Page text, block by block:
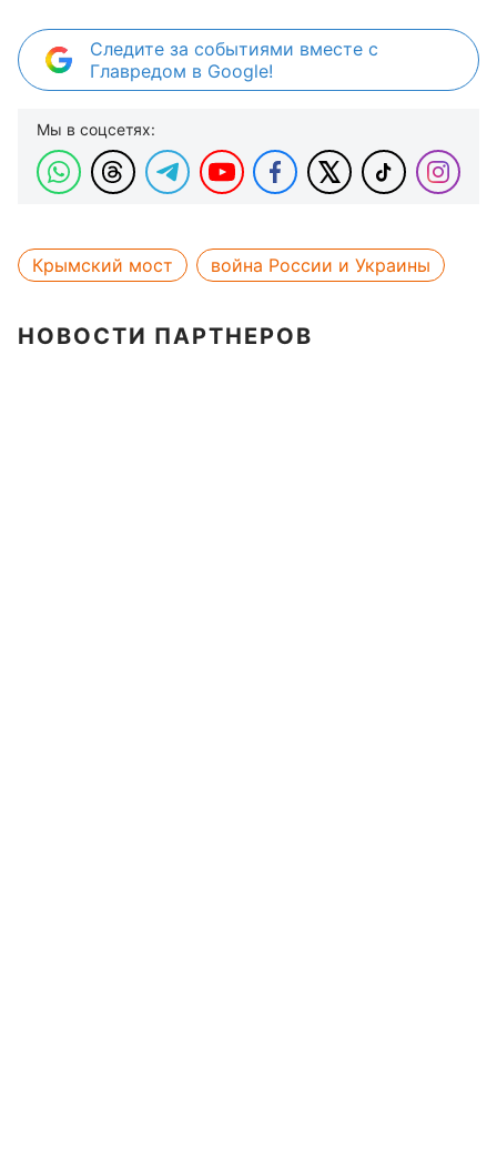
Следите за событиями вместе с
Главредом в Google!
Мы в соцсетях:
Крымский мост война России и Украины
НОВОСТИ ПАРТНЕРОВ